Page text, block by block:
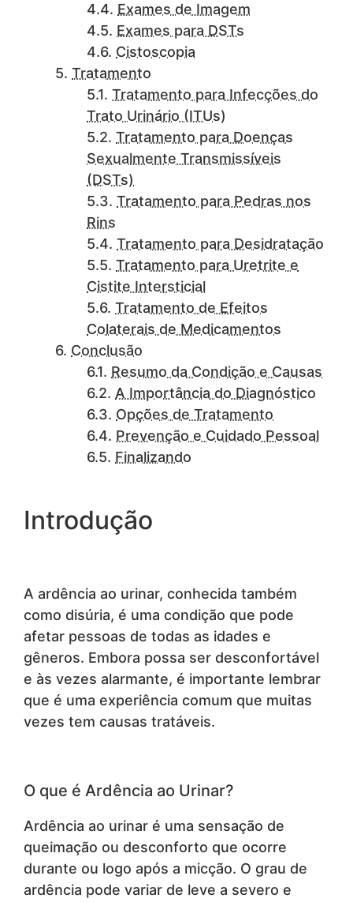
Exames de Imagem
Exames para DSTs
Cistoscopia
Tratamento
Tratamento para Infecções do
Trato Urinário (ITUs)
Tratamento para Doenças
Sexualmente Transmissíveis
(DSTs)
Tratamento para Pedras nos
Rins
Tratamento para Desidratação
Tratamento para Uretrite e
Cistite Intersticial
Tratamento de Efeitos
Colaterais de Medicamentos
Conclusão
Resumo da Condição e Causas
A Importância do Diagnóstico
Opções de Tratamento
Prevenção e Cuidado Pessoal
Finalizando
Introdução
A ardência ao urinar, conhecida também
como disúria, é uma condição que pode
afetar pessoas de todas as idades e
gêneros. Embora possa ser desconfortável
e às vezes alarmante, é importante lembrar
que é uma experiência comum que muitas
vezes tem causas tratáveis.
O que é Ardência ao Urinar?
Ardência ao urinar é uma sensação de
queimação ou desconforto que ocorre
durante ou logo após a micção. O grau de
ardência pode variar de leve a severo e